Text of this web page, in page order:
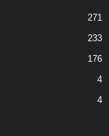
271
233
176
4
4